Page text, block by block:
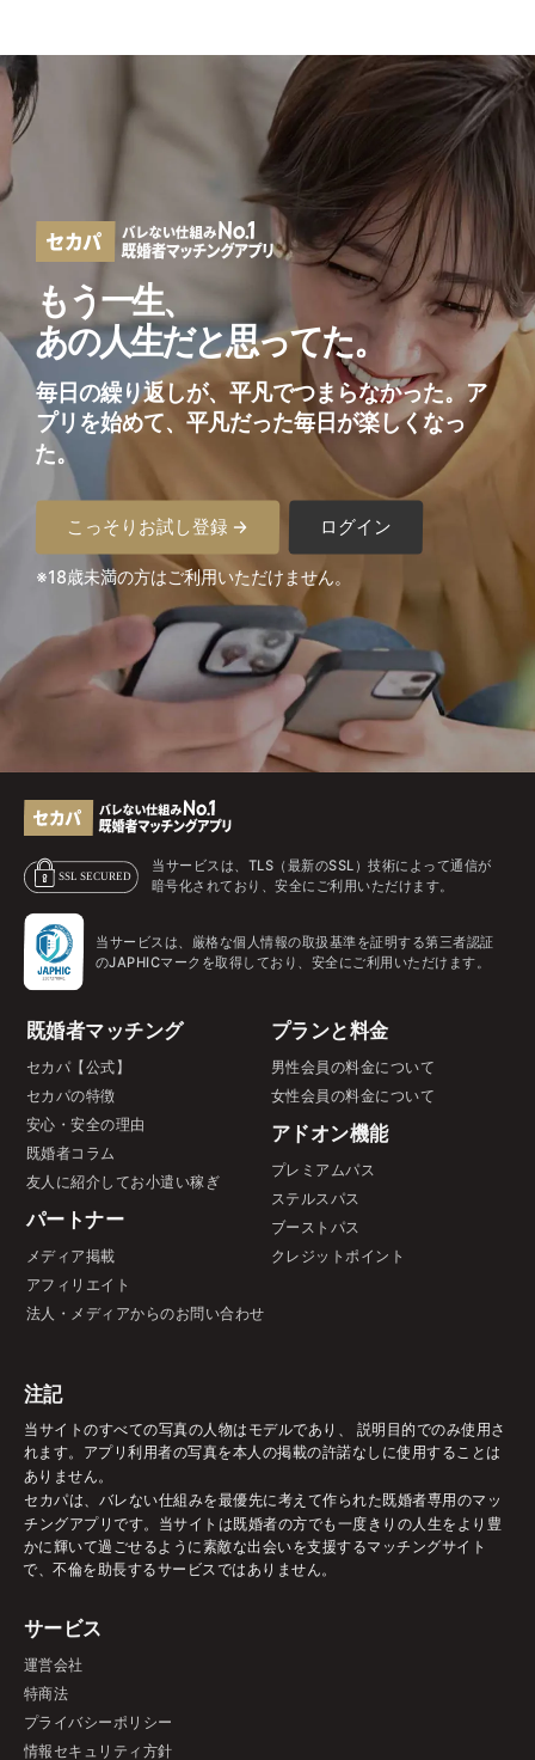
もう一生、
あの人生だと思ってた。
毎日の繰り返しが、平凡でつまらなかった。ア
プリを始めて、平凡だった毎日が楽しくなっ
た。
こっそりお試し登録 → ログイン
※18歳未満の方はご利用いただけません。
当サービスは、TLS（最新のSSL）技術によって通信が
暗号化されており、安全にご利用いただけます。
当サービスは、厳格な個人情報の取扱基準を証明する第三者認証
のJAPHICマークを取得しており、安全にご利用いただけます。
既婚者マッチング
セカパ【公式】
セカパの特徴
安心・安全の理由
既婚者コラム
友人に紹介してお小遣い稼ぎ
パートナー
メディア掲載
アフィリエイト
法人・メディアからのお問い合わせ
プランと料金
男性会員の料金について
女性会員の料金について
アドオン機能
プレミアムパス
ステルスパス
ブーストパス
クレジットポイント
注記
当サイトのすべての写真の人物はモデルであり、 説明目的でのみ使用さ
れます。アプリ利用者の写真を本人の掲載の許諾なしに使用することは
ありません。
セカパは、バレない仕組みを最優先に考えて作られた既婚者専用のマッ
チングアプリです。当サイトは既婚者の方でも一度きりの人生をより豊
かに輝いて過ごせるように素敵な出会いを支援するマッチングサイト
で、不倫を助長するサービスではありません。
サービス
運営会社
特商法
プライバシーポリシー
情報セキュリティ方針